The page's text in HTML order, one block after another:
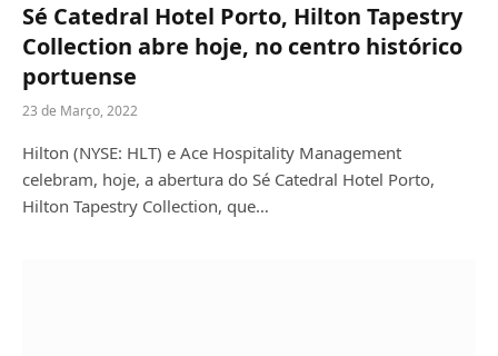
Sé Catedral Hotel Porto, Hilton Tapestry
Collection abre hoje, no centro histórico
portuense
23 de Março, 2022
Hilton (NYSE: HLT) e Ace Hospitality Management
celebram, hoje, a abertura do Sé Catedral Hotel Porto,
Hilton Tapestry Collection, que…